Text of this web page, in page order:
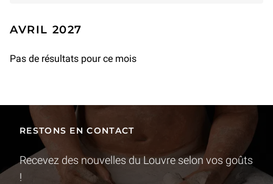
AVRIL 2027
Pas de résultats pour ce mois
RESTONS EN CONTACT
Recevez des nouvelles du Louvre selon vos goûts
!